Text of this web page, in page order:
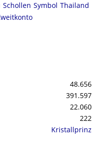
Schollen Symbol Thailand
48.656
391.597
22.060
222
Kristallprinz